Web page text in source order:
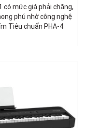
có mức giá phải chăng,
phú nhờ công nghệ
Tiêu chuẩn PHA-4